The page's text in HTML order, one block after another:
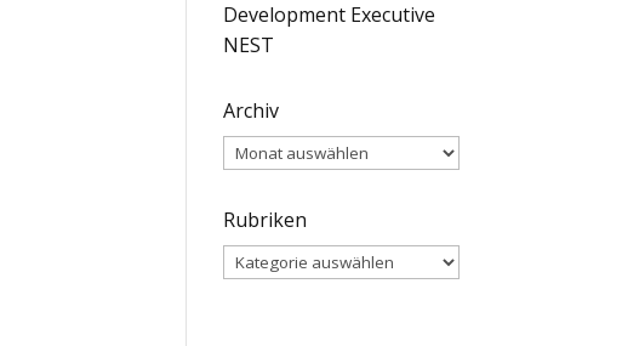
Development Executive
NEST
Archiv
Archiv
Rubriken
Rubriken